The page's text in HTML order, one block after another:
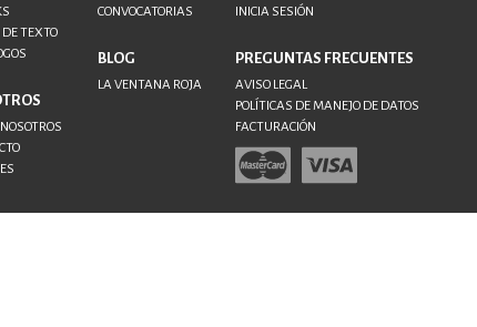
DE TEXTO
CONVOCATORIAS
BLOG
LA VENTANA ROJA
INICIA SESIÓN
PREGUNTAS FRECUENTES
AVISO LEGAL
POLÍTICAS DE MANEJO DE DATOS
FACTURACIÓN